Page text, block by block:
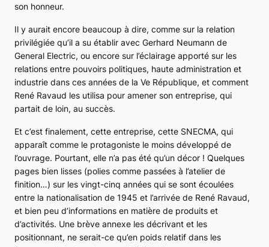
son honneur.
Il y aurait encore beaucoup à dire, comme sur la relation
privilégiée qu’il a su établir avec Gerhard Neumann de
General Electric, ou encore sur l’éclairage apporté sur les
relations entre pouvoirs politiques, haute administration et
industrie dans ces années de la Ve République, et comment
René Ravaud les utilisa pour amener son entreprise, qui
partait de loin, au succès.
Et c’est finalement, cette entreprise, cette SNECMA, qui
apparaît comme le protagoniste le moins développé de
l’ouvrage. Pourtant, elle n’a pas été qu’un décor ! Quelques
pages bien lisses (polies comme passées à l’atelier de
finition…) sur les vingt-cinq années qui se sont écoulées
entre la nationalisation de 1945 et l’arrivée de René Ravaud,
et bien peu d’informations en matière de produits et
d’activités. Une brève annexe les décrivant et les
positionnant, ne serait-ce qu’en poids relatif dans les